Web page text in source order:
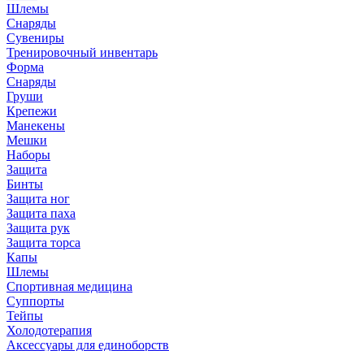
Шлемы
Снаряды
Сувениры
Тренировочный инвентарь
Форма
Снаряды
Груши
Крепежи
Манекены
Мешки
Наборы
Защита
Бинты
Защита ног
Защита паха
Защита рук
Защита торса
Капы
Шлемы
Спортивная медицина
Суппорты
Тейпы
Холодотерапия
Аксессуары для единоборств